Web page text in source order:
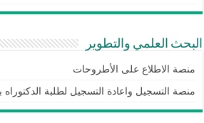
البحث العلمي والتطوير
منصة الاطلاع على الأطروحات
منصة التسجيل واعادة التسجيل لطلبة